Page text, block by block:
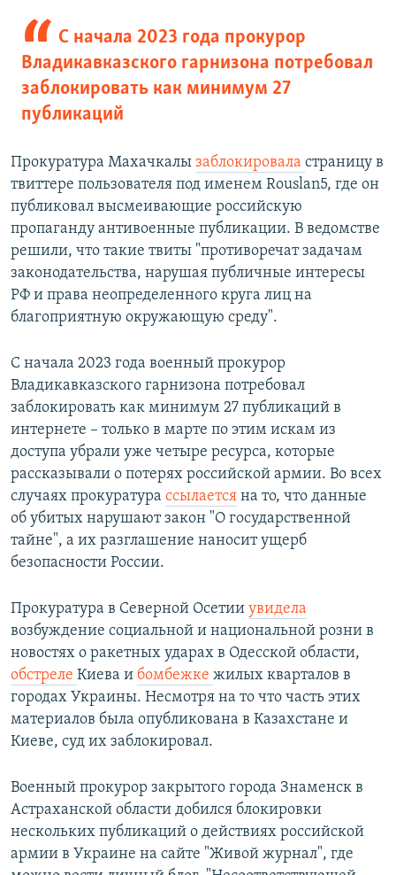
С начала 2023 года прокурор
Владикавказского гарнизона потребовал
заблокировать как минимум 27
публикаций
Прокуратура Махачкалы заблокировала страницу в
твиттере пользователя под именем Rouslan5, где он
публиковал высмеивающие российскую
пропаганду антивоенные публикации. В ведомстве
решили, что такие твиты "противоречат задачам
законодательства, нарушая публичные интересы
РФ и права неопределенного круга лиц на
благоприятную окружающую среду".
С начала 2023 года военный прокурор
Владикавказского гарнизона потребовал
заблокировать как минимум 27 публикаций в
интернете – только в марте по этим искам из
доступа убрали уже четыре ресурса, которые
рассказывали о потерях российской армии. Во всех
случаях прокуратура ссылается на то, что данные
об убитых нарушают закон "О государственной
тайне", а их разглашение наносит ущерб
безопасности России.
Прокуратура в Северной Осетии увидела
возбуждение социальной и национальной розни в
новостях о ракетных ударах в Одесской области,
обстреле Киева и бомбежке жилых кварталов в
городах Украины. Несмотря на то что часть этих
материалов была опубликована в Казахстане и
Киеве, суд их заблокировал.
Военный прокурор закрытого города Знаменск в
Астраханской области добился блокировки
нескольких публикаций о действиях российской
армии в Украине на сайте "Живой журнал", где